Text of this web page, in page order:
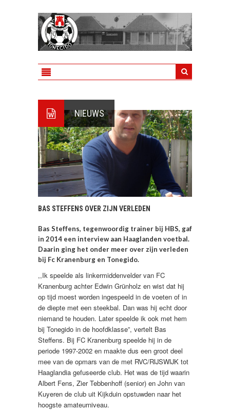
NIEUWS
BAS STEFFENS OVER ZIJN VERLEDEN
Bas Steffens, tegenwoordig trainer bij HBS, gaf
in 2014 een interview aan Haaglanden voetbal.
Daarin ging het onder meer over zijn verleden
bij Fc Kranenburg en Tonegido.
,,Ik speelde als linkermiddenvelder van FC
Kranenburg achter Edwin Grünholz en wist dat hij
op tijd moest worden ingespeeld in de voeten of in
de diepte met een steekbal. Dan was hij echt door
niemand te houden. Later speelde ik ook met hem
bij Tonegido in de hoofdklasse”, vertelt Bas
Steffens. Bij FC Kranenburg speelde hij in de
periode 1997-2002 en maakte dus een groot deel
mee van de opmars van de met RVC/RIJSWIJK tot
Haaglandia gefuseerde club. Het was de tijd waarin
Albert Fens, Zier Tebbenhoff (senior) en John van
Kuyeren de club uit Kijkduin opstuwden naar het
hoogste amateurniveau.